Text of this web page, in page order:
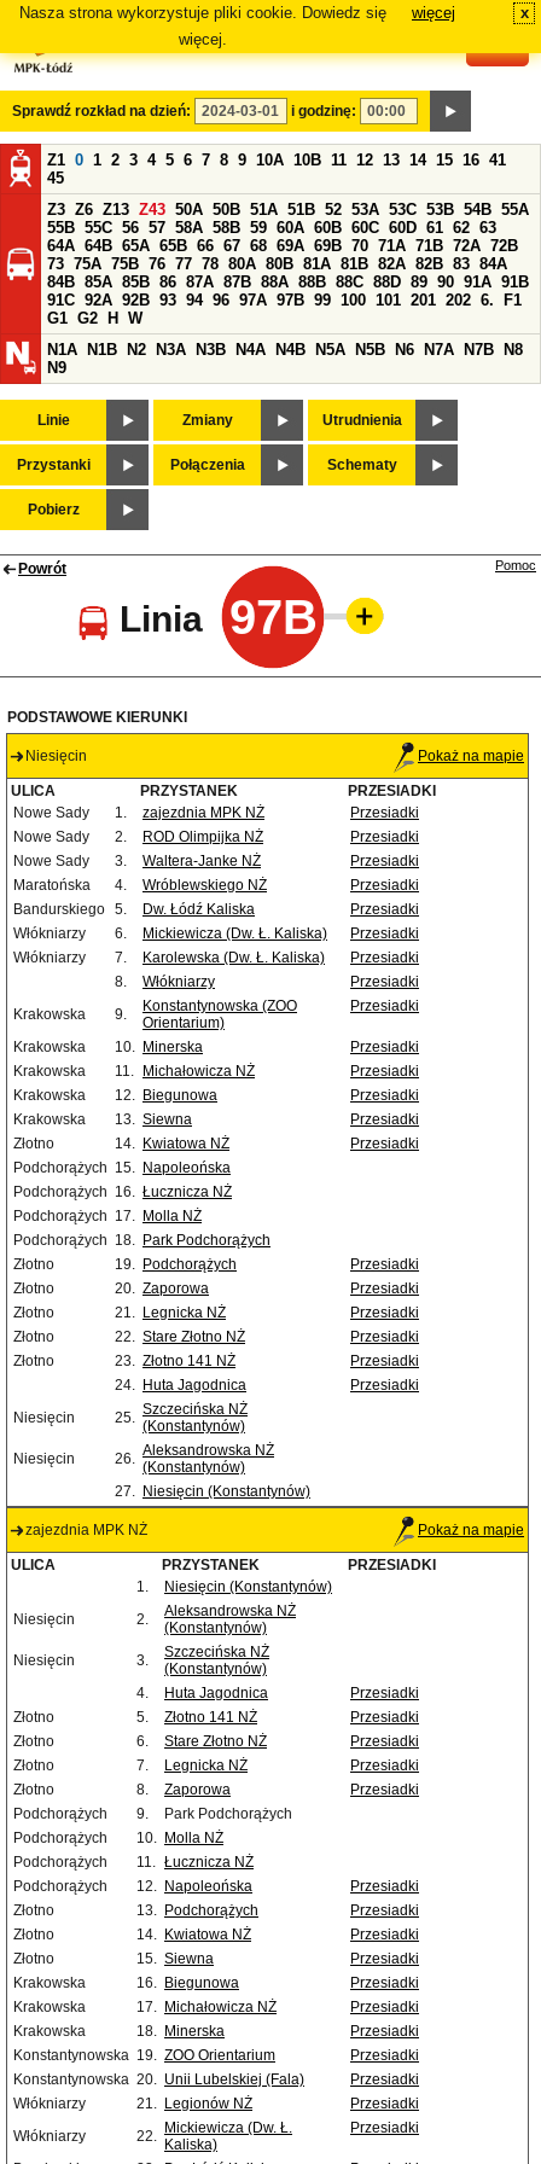
Nasza strona wykorzystuje pliki cookie. Dowiedz się
więcej.
więcej x
Sprawdź rozkład na dzień: i godzinę:
Z1 0 1 2 3 4 5 6 7 8 9 10A 10B 11 12 13 14 15 16 41
45
Z3 Z6 Z13 Z43 50A 50B 51A 51B 52 53A 53C 53B 54B 55A
55B 55C 56 57 58A 58B 59 60A 60B 60C 60D 61 62 63
64A 64B 65A 65B 66 67 68 69A 69B 70 71A 71B 72A 72B
73 75A 75B 76 77 78 80A 80B 81A 81B 82A 82B 83 84A
84B 85A 85B 86 87A 87B 88A 88B 88C 88D 89 90 91A 91B
91C 92A 92B 93 94 96 97A 97B 99 100 101 201 202 6.
F1
G1 G2 H
W
N1A
N1B N2 N3A N3B N4A N4B N5A N5B N6 N7A N7B
N8
N9
Linie Zmiany Utrudnienia
Przystanki Połączenia Schematy
Pobierz
Powrót
Linia 97B
Pomoc
PODSTAWOWE KIERUNKI
Niesięcin Pokaż na mapie
ULICA PRZYSTANEK
PRZESIADKI
Nowe Sady
1. zajezdnia MPK NŻ
Przesiadki
Nowe Sady
2. ROD Olimpijka NŻ
Przesiadki
Nowe Sady
3. Waltera-Janke NŻ
Przesiadki
Maratońska
4. Wróblewskiego NŻ
Przesiadki
Bandurskiego 5. Dw. Łódź Kaliska
Przesiadki
Włókniarzy
6. Mickiewicza (Dw. Ł. Kaliska)
Przesiadki
Włókniarzy
7. Karolewska (Dw. Ł. Kaliska)
Przesiadki
8.
Włókniarzy
Przesiadki
Krakowska
9.
Konstantynowska (ZOO
Orientarium)
Przesiadki
Krakowska 10. Minerska
Przesiadki
Krakowska
11. Michałowicza NŻ
Przesiadki
Krakowska
12. Biegunowa
Przesiadki
Krakowska
13. Siewna
Przesiadki
Złotno
14. Kwiatowa NŻ
Przesiadki
Podchorążych 15. Napoleońska
Podchorążych 16. Łucznicza NŻ
Podchorążych 17. Molla NŻ
Podchorążych 18. Park Podchorążych
Złotno
19. Podchorążych
Przesiadki
Złotno
20. Zaporowa
Przesiadki
Złotno
21. Legnicka NŻ
Przesiadki
Złotno
22. Stare Złotno NŻ
Przesiadki
Złotno
23. Złotno 141 NŻ
Przesiadki
24. Huta Jagodnica
Przesiadki
Niesięcin
25. Szczecińska NŻ
(Konstantynów)
Niesięcin
26. Aleksandrowska NŻ
(Konstantynów)
27. Niesięcin (Konstantynów)
zajezdnia MPK NŻ Pokaż na mapie
ULICA PRZYSTANEK
PRZESIADKI
1.
Niesięcin (Konstantynów)
Niesięcin
2.
Aleksandrowska NŻ
(Konstantynów)
Niesięcin
3.
Szczecińska NŻ
(Konstantynów)
4.
Huta Jagodnica
Przesiadki
Złotno
5. Złotno 141 NŻ
Przesiadki
Złotno
6. Stare Złotno NŻ
Przesiadki
Złotno
7. Legnicka NŻ
Przesiadki
Złotno
8. Zaporowa
Przesiadki
Podchorążych
9.
Park Podchorążych
Podchorążych
10. Molla NŻ
Podchorążych
11. Łucznicza NŻ
Podchorążych
12. Napoleońska
Przesiadki
Złotno
13. Podchorążych
Przesiadki
Złotno
14. Kwiatowa NŻ
Przesiadki
Złotno
15. Siewna
Przesiadki
Krakowska
16. Biegunowa
Przesiadki
Krakowska
17. Michałowicza NŻ
Przesiadki
Krakowska
18. Minerska
Przesiadki
Konstantynowska 19. ZOO Orientarium
Przesiadki
Konstantynowska 20. Unii Lubelskiej (Fala)
Przesiadki
Włókniarzy
21. Legionów NŻ
Przesiadki
Włókniarzy
22. Mickiewicza (Dw. Ł.
Kaliska)
Przesiadki